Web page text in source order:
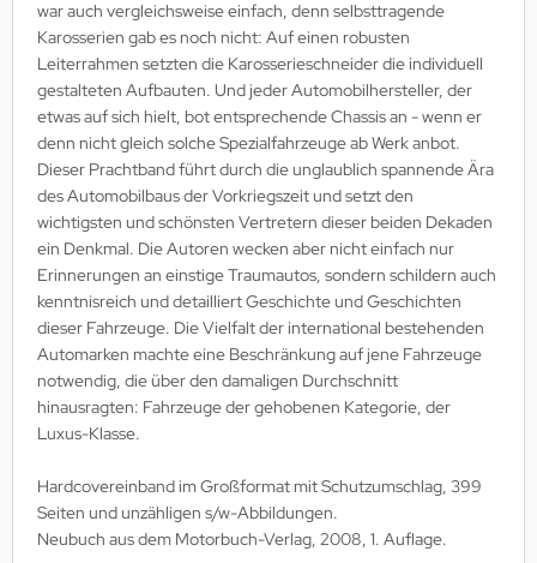
war auch vergleichsweise einfach, denn selbsttragende
Karosserien gab es noch nicht: Auf einen robusten
Leiterrahmen setzten die Karosserieschneider die individuell
gestalteten Aufbauten. Und jeder Automobilhersteller, der
etwas auf sich hielt, bot entsprechende Chassis an - wenn er
denn nicht gleich solche Spezialfahrzeuge ab Werk anbot.
Dieser Prachtband führt durch die unglaublich spannende Ära
des Automobilbaus der Vorkriegszeit und setzt den
wichtigsten und schönsten Vertretern dieser beiden Dekaden
ein Denkmal. Die Autoren wecken aber nicht einfach nur
Erinnerungen an einstige Traumautos, sondern schildern auch
kenntnisreich und detailliert Geschichte und Geschichten
dieser Fahrzeuge. Die Vielfalt der international bestehenden
Automarken machte eine Beschränkung auf jene Fahrzeuge
notwendig, die über den damaligen Durchschnitt
hinausragten: Fahrzeuge der gehobenen Kategorie, der
Luxus-Klasse.
Hardcovereinband im Großformat mit Schutzumschlag, 399
Seiten und unzähligen s/w-Abbildungen.
Neubuch aus dem Motorbuch-Verlag, 2008, 1. Auflage.
Verlag
Publishing
Motorbücher
Pallas Verlag
Verlag
Verlag
Verlag
Druck und Verlag
Weber Selbstverlag
Militaer-Verlag
Publishing